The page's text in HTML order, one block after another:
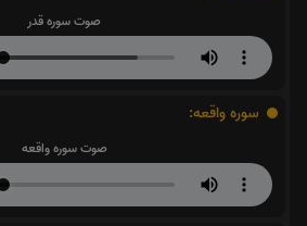
صوت سوره قدر
سوره واقعه:
صوت سوره واقعه